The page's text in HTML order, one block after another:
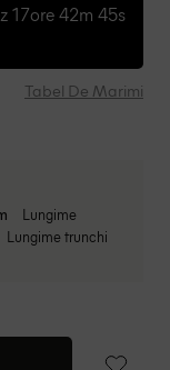
17ore 42m 44s
Tabel De Marimi
Lungime
Lungime trunchi